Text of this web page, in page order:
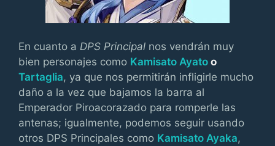
En cuanto a DPS Principal nos vendrán muy
bien personajes como Kamisato Ayato o
Tartaglia, ya que nos permitirán infligirle mucho
daño a la vez que bajamos la barra al
Emperador Piroacorazado para romperle las
antenas; igualmente, podemos seguir usando
otros DPS Principales como Kamisato Ayaka,